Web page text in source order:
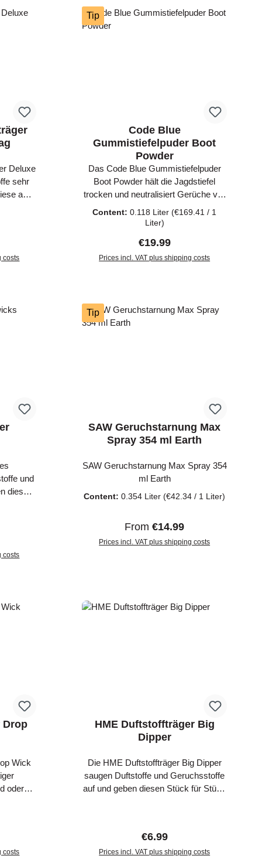
Deluxe
sehr
auf
costs
Tip
Code Blue
Gummistiefelpuder Boot
Powder
Das Code Blue Gummistiefelpuder
Boot Powder hält die Jagdstiefel
trocken und neutralisiert Gerüche vor
der Entstehung. Das Stiefelpulver ist
in einer praktischen Schüttelflasche
den Jagdstiefeln verteilt. Nach der
Jagd hilft das Gummistiefelpuder die
Jagdboxen genutzt werden.
Content:0.118 Liter(€169.41 / 1
Liter)
Regular price:
€19.99
Prices incl. VAT plus shipping costs
und
diesen
Lock-
Im
costs
Tip
SAW Geruchstarnung Max
Spray 354 ml Earth
SAW Geruchstarnung Max Spray 354
ml Earth
Content:0.354 Liter(€42.34 / 1 Liter)
Regular price:
From€14.99
Prices incl. VAT plus shipping costs
Drop
Wick
oder
so
costs
HME Duftstoffträger Big
Dipper
Die HME Duftstoffträger Big Dipper
saugen Duftstoffe und Geruchsstoffe
auf und geben diesen Stück für Stück
befestigen und verlängern die
Wirksamkeit von Lock- oder
Regular price:
€6.99
Prices incl. VAT plus shipping costs